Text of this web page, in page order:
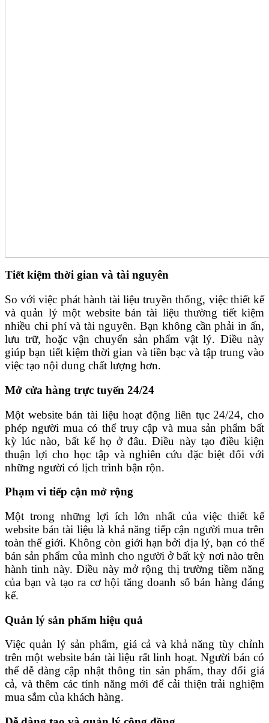
Tiết kiệm thời gian và tài nguyên
So với việc phát hành tài liệu truyền thống, việc thiết kế
và quản lý một website bán tài liệu thường tiết kiệm
nhiều chi phí và tài nguyên. Bạn không cần phải in ấn,
lưu trữ, hoặc vận chuyển sản phẩm vật lý. Điều này
giúp bạn tiết kiệm thời gian và tiền bạc và tập trung vào
việc tạo nội dung chất lượng hơn.
Mở cửa hàng trực tuyến 24/24
Một website bán tài liệu hoạt động liên tục 24/24, cho
phép người mua có thể truy cập và mua sản phẩm bất
kỳ lúc nào, bất kể họ ở đâu. Điều này tạo điều kiện
thuận lợi cho học tập và nghiên cứu đặc biệt đối với
những người có lịch trình bận rộn.
Phạm vi tiếp cận mở rộng
Một trong những lợi ích lớn nhất của việc thiết kế
website bán tài liệu là khả năng tiếp cận người mua trên
toàn thế giới. Không còn giới hạn bởi địa lý, bạn có thể
bán sản phẩm của mình cho người ở bất kỳ nơi nào trên
hành tinh này. Điều này mở rộng thị trường tiềm năng
của bạn và tạo ra cơ hội tăng doanh số bán hàng đáng
kể.
Quản lý sản phẩm hiệu quả
Việc quản lý sản phẩm, giá cả và khả năng tùy chỉnh
trên một website bán tài liệu rất linh hoạt. Người bán có
thể dễ dàng cập nhật thông tin sản phẩm, thay đổi giá
cả, và thêm các tính năng mới để cải thiện trải nghiệm
mua sắm của khách hàng.